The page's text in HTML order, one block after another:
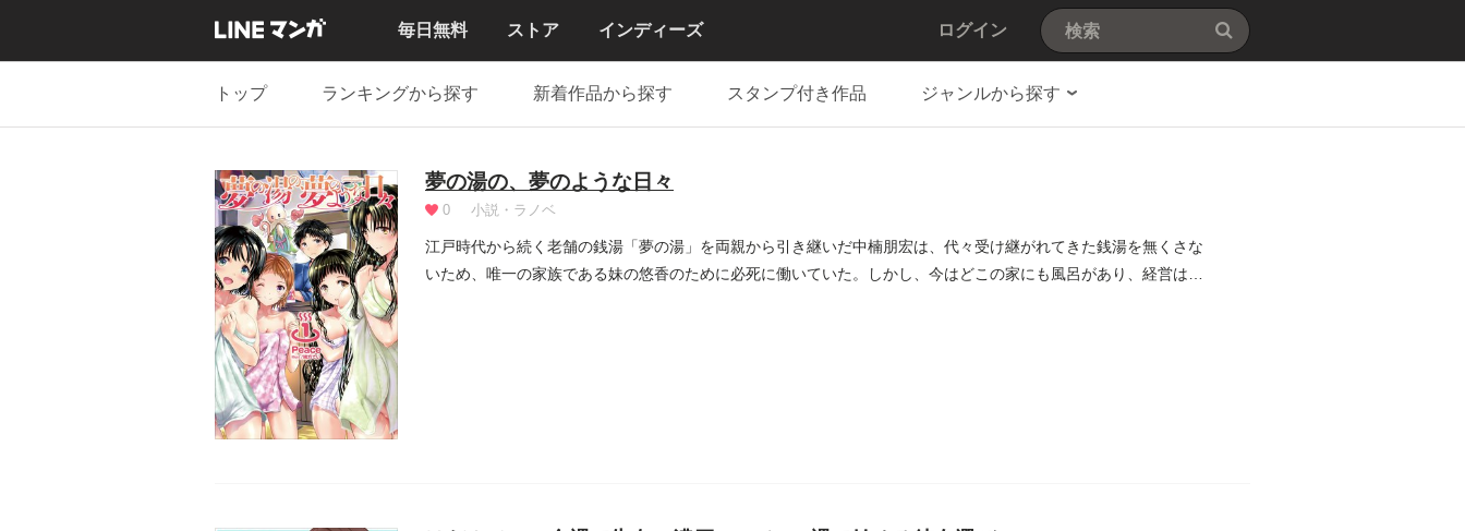
毎日無料 ストア インディーズ ログイン
トップ ランキングから探す 新着作品から探す スタンプ付き作品 ジャンルから探す
夢の湯の、夢のような日々
0 小説・ラノベ
江戸時代から続く老舗の銭湯「夢の湯」を両親から引き継いだ中楠朋宏は、代々受け継がれてきた銭湯を無くさな
いため、唯一の家族である妹の悠香のために必死に働いていた。しかし、今はどこの家にも風呂があり、経営は大